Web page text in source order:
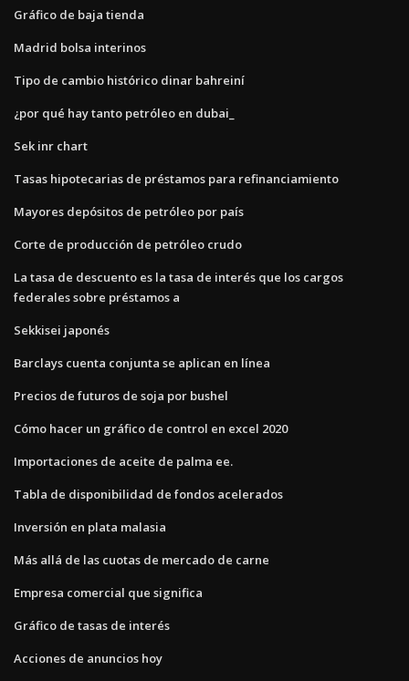
Gráfico de baja tienda
Madrid bolsa interinos
Tipo de cambio histórico dinar bahreiní
¿por qué hay tanto petróleo en dubai_
Sek inr chart
Tasas hipotecarias de préstamos para refinanciamiento
Mayores depósitos de petróleo por país
Corte de producción de petróleo crudo
La tasa de descuento es la tasa de interés que los cargos
federales sobre préstamos a
Sekkisei japonés
Barclays cuenta conjunta se aplican en línea
Precios de futuros de soja por bushel
Cómo hacer un gráfico de control en excel 2020
Importaciones de aceite de palma ee.
Tabla de disponibilidad de fondos acelerados
Inversión en plata malasia
Más allá de las cuotas de mercado de carne
Empresa comercial que significa
Gráfico de tasas de interés
Acciones de anuncios hoy